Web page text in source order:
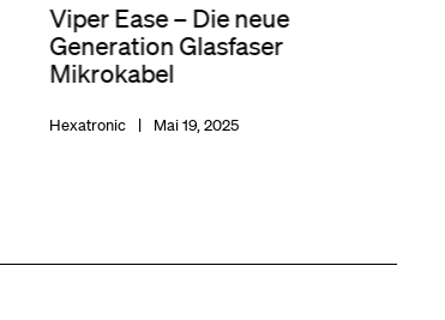
Viper Ease – Die neue
Generation Glasfaser
Mikrokabel
Hexatronic Mai 19, 2025